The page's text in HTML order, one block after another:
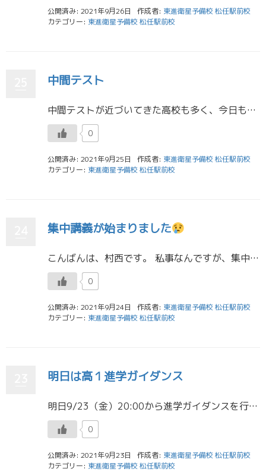
公開済み: 2021年9月26日 作成者: 東進衛星予備校 松任駅前校
カテゴリー: 東進衛星予備校 松任駅前校
中間テスト
中間テストが近づいてきた高校も多く、今日もたくさんの生徒が東進に登校して学習していました。 昨日は1年生の進学ガイダンスもあり、1,2年生は個別相談会をしたうえで順次新規受講がスタートします。 東進は早期学習ができるのが […]
0
公開済み: 2021年9月25日 作成者: 東進衛星予備校 松任駅前校
カテゴリー: 東進衛星予備校 松任駅前校
集中講義が始まりました
こんばんは、村西です。 私事なんですが、集中講義がスタートしました。 ん？となりますよね、金沢大学は10月1日から学校がスタートします。ですが、私は1週間早く学校が始まり、朝から授業を受けてきました。 1.2限の授業が来 […]
0
公開済み: 2021年9月24日 作成者: 東進衛星予備校 松任駅前校
カテゴリー: 東進衛星予備校 松任駅前校
明日は高１進学ガイダンス
明日9/23（金）20:00から進学ガイダンスを行います。ZOOMでの参加も可能ですので、たくさんのご参加お待ちしております！ 東進衛星予備校 松任駅前校
0
公開済み: 2021年9月23日 作成者: 東進衛星予備校 松任駅前校
カテゴリー: 東進衛星予備校 松任駅前校